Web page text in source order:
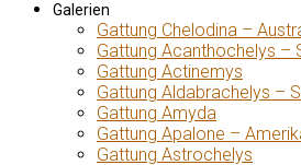
Galerien
Gattung Chelodina –
Gattung Acanthochelys –
Gattung Actinemys
Gattung Aldabrachelys –
Gattung Amyda
Gattung Apalone –
Gattung Astrochelys